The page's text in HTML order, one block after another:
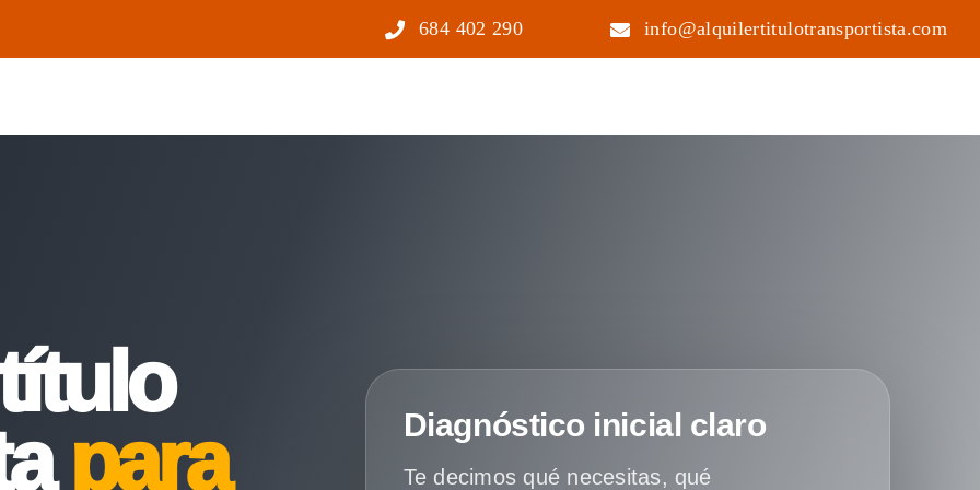
684 402 290 info@alquilertitulotransportista.com
para
Diagnóstico inicial claro
Te decimos qué necesitas, qué